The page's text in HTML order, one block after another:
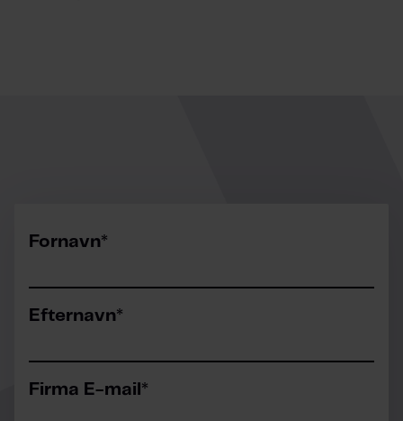
Fornavn*
Efternavn*
Firma E-mail *